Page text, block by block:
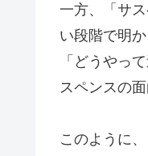
一方、「サ
い段階で明
「どうやっ
スペンスの
このように